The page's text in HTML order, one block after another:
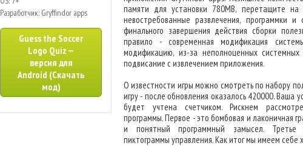
Разработчик: Gryffindor apps
Guess the Soccer
Logo Quiz —
версия для
Android (Скачать
мод)
памяти для установки 780MB, перетащите на
невостребованные развлечения, программки
финального завершения действия сборки
правило - современная модификация
модификацию, из-за неполноценных
подвисание с извлечением приложения.
О известности игры можно смотреть по набору
игру - после обновления оказалось 420000. Ваша
будет учтена счетчиком. Рискнем
программы. Первое - это бомбовая и лаконичная
и понятный программный замысел.
пиктограммы управления. Как итог мы имеем себе